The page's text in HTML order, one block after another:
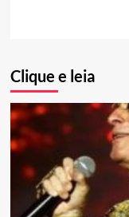
Clique e leia